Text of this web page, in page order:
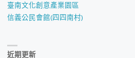
臺南文化創意產業園區
信義公民會館(四四南村)
近期更新